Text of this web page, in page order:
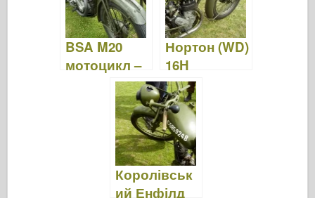
BSA M20
мотоцикл –
прогулянка
Нортон (WD)
16H
мотоцикл -
прогулянка
Королівськ
ий Енфілд